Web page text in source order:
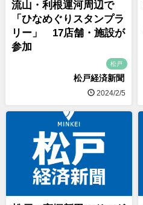
流山・利根運河周辺で
「ひなめぐりスタンプラ
リー」 17店舗・施設が
参加
松戸
松戸経済新聞
2024/2/5